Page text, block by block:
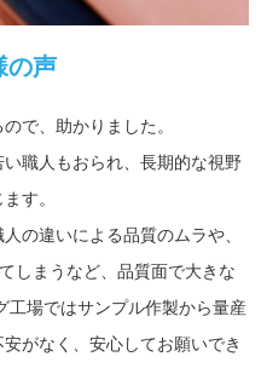
の声
で、助かりました。
職人もおられ、長期的な視野
す。
の違いによる品質のムラや、
しまうなど、品質面で大きな
工場ではサンプル作製から量産
がなく、安心してお願いでき